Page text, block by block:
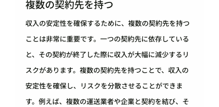
複数の契約先を持つ
収入の安定性を確保するために、複数の契約先を持つ
ことは非常に重要です。一つの契約先に依存している
と、その契約が終了した際に収入が大幅に減少するリ
スクがあります。複数の契約先を持つことで、収入の
安定性を確保し、リスクを分散させることができま
す。例えば、複数の運送業者や企業と契約を結び、そ